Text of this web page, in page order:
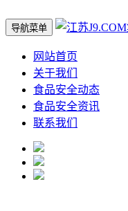
导航菜单
网站首页
关于我们
食品安全动态
食品安全资讯
联系我们